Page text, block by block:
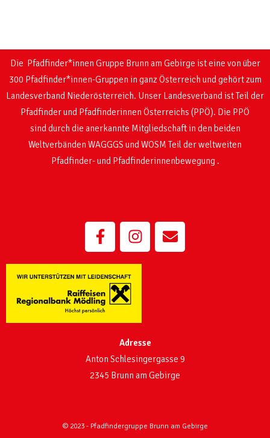
Die Pfadfinder*innen Gruppe Brunn am Gebirge ist eine von über
300 Pfadfinder*innen-Gruppen in ganz Österreich und gehört zum
Landesverband Niederösterreich. Unser Landesverband ist Teil der
Pfadfinder und Pfadfinderinnen Österreichs (PPÖ). Die PPÖ
sind durch die anerkannte Mitgliedschaft in den beiden
Weltverbänden WAGGGS und WOSM Teil der weltweiten
Pfadfinder- und Pfadfinderinnenbewegung .
Adresse
Anton Schlesingergasse 9
2345 Brunn am Gebirge
© 2023 - Pfadfindergruppe Brunn am Gebirge